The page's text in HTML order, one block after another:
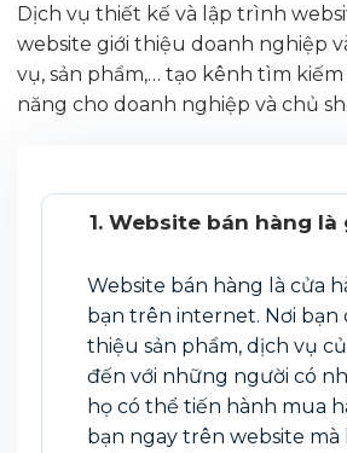
Dịch vụ thiết kế và lập trình
website giới thiệu doanh nghiệp
vụ, sản phẩm,… tạo kênh tìm
năng cho doanh nghiệp và chủ
1. Website bán hàng là
Website bán hàng là cửa
bạn trên internet. Nơi bạn
thiệu sản phẩm, dịch vụ
đến với những người có
họ có thể tiến hành mua
bạn ngay trên website mà